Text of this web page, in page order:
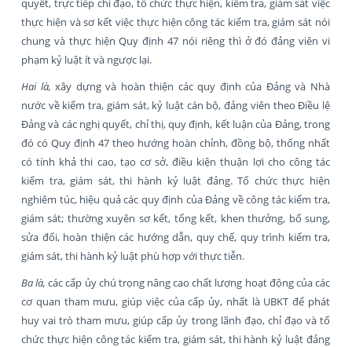
thực hiện và sơ kết việc thực hiện công tác kiểm tra, giám sát nói
chung và thực hiện Quy định 47 nói riêng thì ở đó đảng viên vi
phạm kỷ luật ít và ngược lại.
Hai là, xây dựng và hoàn thiện các quy định của Đảng và Nhà
nước về kiểm tra, giám sát, kỷ luật cán bộ, đảng viên theo Điều lệ
Đảng và các nghị quyết, chỉ thị, quy định, kết luận của Đảng, trong
đó có Quy định 47 theo hướng hoàn chỉnh, đồng bộ, thống nhất
có tính khả thi cao, tạo cơ sở, điều kiện thuận lợi cho công tác
kiểm tra, giám sát, thi hành kỷ luật đảng. Tổ chức thực hiện
nghiêm túc, hiệu quả các quy định của Đảng về công tác kiểm tra,
giám sát; thường xuyên sơ kết, tổng kết, khen thưởng, bổ sung,
sửa đổi, hoàn thiện các hướng dẫn, quy chế, quy trình kiểm tra,
giám sát, thi hành kỷ luật phù hợp với thực tiễn.
Ba là, các cấp ủy chú trọng nâng cao chất lượng hoạt động của các
cơ quan tham mưu, giúp việc của cấp ủy, nhất là UBKT để phát
huy vai trò tham mưu, giúp cấp ủy trong lãnh đạo, chỉ đạo và tổ
chức thực hiện công tác kiểm tra, giám sát, thi hành kỷ luật đảng